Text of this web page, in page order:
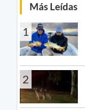
Más Leídas
1
2